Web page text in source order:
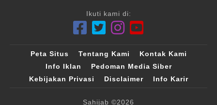
Ikuti kami di:
Peta Situs Tentang Kami
Kontak Kami
Info Iklan
Pedoman Media Siber
Kebijakan Privasi
Disclaimer Info Karir
Sahijab ©2026